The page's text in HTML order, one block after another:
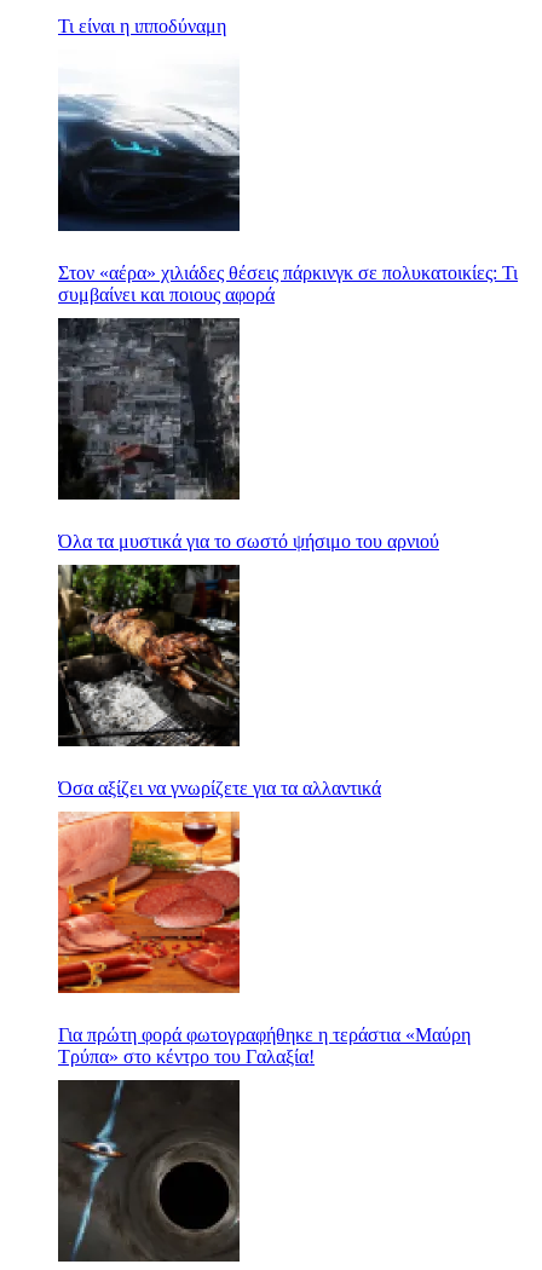
Τι είναι η ιπποδύναμη
Στον «αέρα» χιλιάδες θέσεις πάρκινγκ σε πολυκατοικίες: Τι
συμβαίνει και ποιους αφορά
Όλα τα μυστικά για το σωστό ψήσιμο του αρνιού
Όσα αξίζει να γνωρίζετε για τα αλλαντικά
Για πρώτη φορά φωτογραφήθηκε η τεράστια «Μαύρη
Τρύπα» στο κέντρο του Γαλαξία!